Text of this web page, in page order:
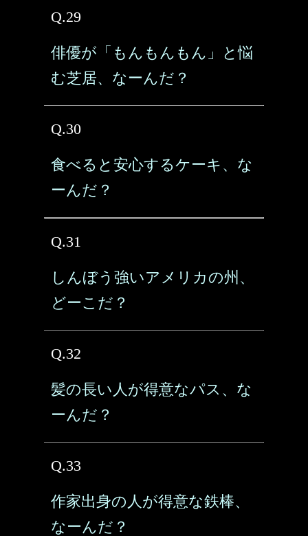
Q.29
俳優が「もんもんもん」と悩
む芝居、なーんだ？
Q.30
食べると安心するケーキ、な
ーんだ？
Q.31
しんぼう強いアメリカの州、
どーこだ？
Q.32
髪の長い人が得意なパス、な
ーんだ？
Q.33
作家出身の人が得意な鉄棒、
なーんだ？